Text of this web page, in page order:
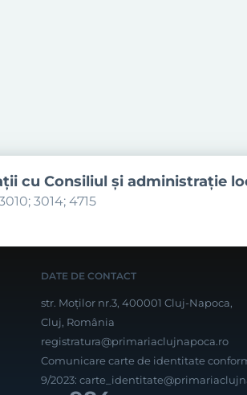
cu Consiliul şi administraţie
3014; 4715
DATE DE CONTACT
str. Moților nr.3, 400001 Cluj-Napoca,
Cluj, România
registratura@primariaclujnapoca.ro
Comunicare carte de identitate
9/2023: